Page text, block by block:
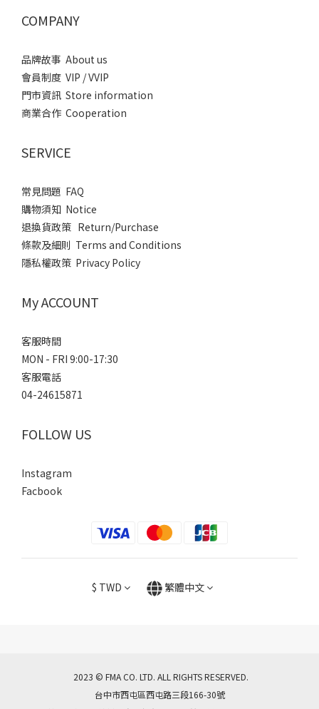
COMPANY
品牌故事 About us
會員制度 VIP / VVIP
門市資訊 Store information
商業合作 Cooperation
SERVICE
常見問題 FAQ
購物須知 Notice
退換貨政策 Return/Purchase
條款及細則 Terms and Conditions
隱私權政策 Privacy Policy
My ACCOUNT
客服時間
MON - FRI 9:00-17:30
客服電話
04-24615871
FOLLOW US
Instagram
Facbook
$ TWD 繁體中文
2023 © FMA CO. LTD. ALL RIGHTS RESERVED.
台中市西屯區西屯路三段166-30號